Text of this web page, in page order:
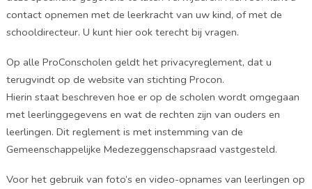
contact opnemen met de leerkracht van uw kind, of met de
schooldirecteur. U kunt hier ook terecht bij vragen.
Op alle ProConscholen geldt het privacyreglement, dat u
terugvindt op de website van stichting Procon.
Hierin staat beschreven hoe er op de scholen wordt omgegaan
met leerlinggegevens en wat de rechten zijn van ouders en
leerlingen. Dit reglement is met instemming van de
Gemeenschappelijke Medezeggenschapsraad vastgesteld.
Voor het gebruik van foto’s en video-opnames van leerlingen op